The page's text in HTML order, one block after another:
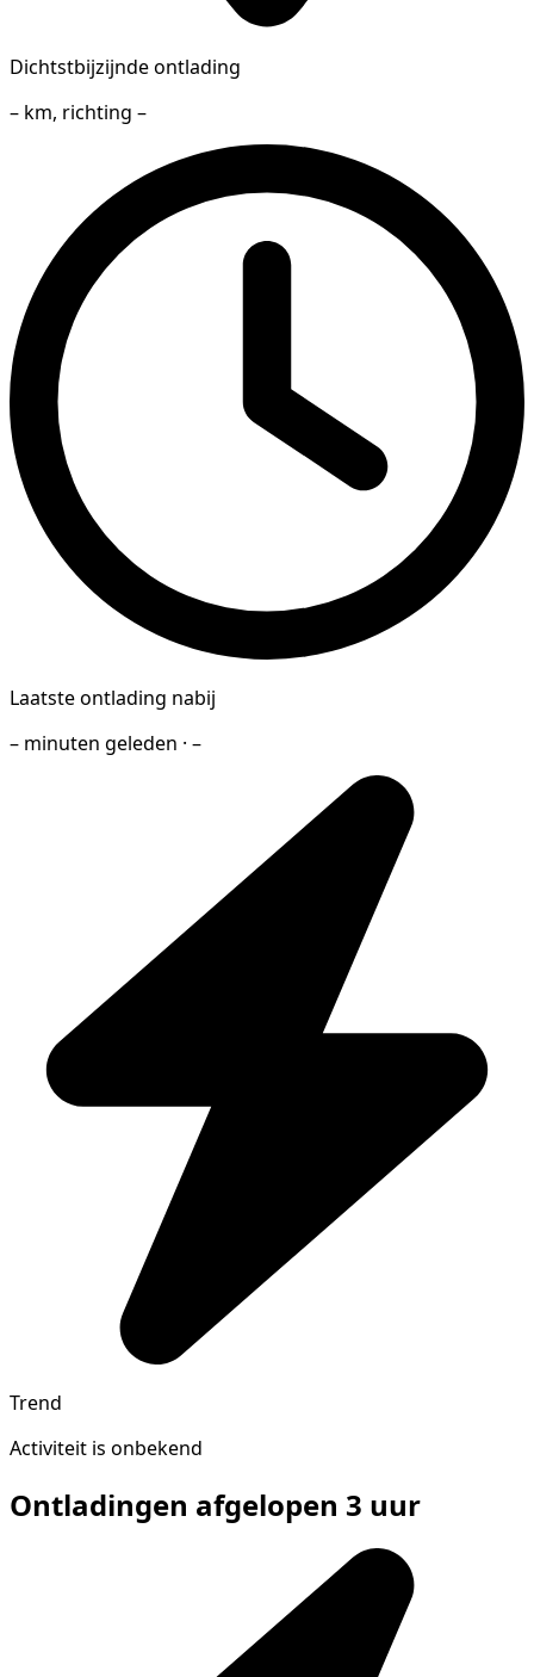
Dichtstbijzijnde ontlading
– km, richting –
Laatste ontlading nabij
– minuten geleden · –
Trend
Activiteit is onbekend
Ontladingen afgelopen 3 uur